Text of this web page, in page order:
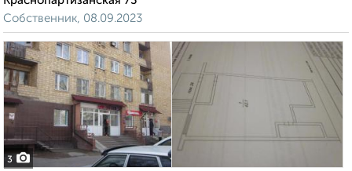
Собственник, 08.09.2023
3